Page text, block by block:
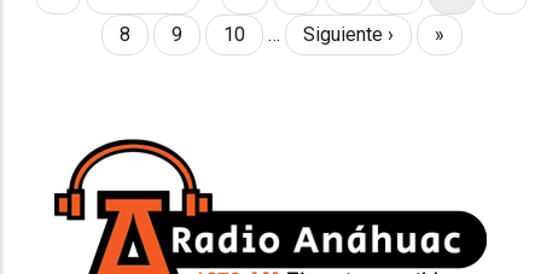
page
page
page
Page
8 Page
9 Page
10 …
Next
page
Siguiente ›
Last
page
»